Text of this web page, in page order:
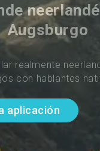
Augsburgo
realmente
con hablantes
aplicación